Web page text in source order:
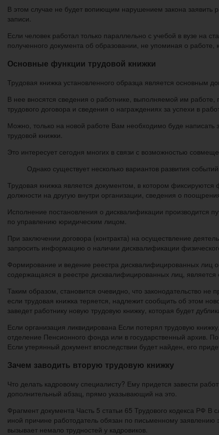
В этом случае не будет вопиющим нарушением закона заявить
записи.
Если человек работал только параллельно с учебой в вузе на
полученного документа об образовании, не упоминая о
Основные функции трудовой книжки
Трудовая книжка установленного образца является основным
В нее вносятся сведения о работнике, выполняемой им
трудового договора и сведения о награждениях за успехи в
Можно, только на новой работе Вам необходимо буде написать
трудовой книжки.
Это интересует сегодня многих в связи с возможностью
Однако существует несколько вариантов развития
Трудовая книжка является документом, в котором
должности на другую внутри организации, сведения о
Исполнение постановления о дисквалификации производится
по управлению юридическим лицом.
При заключении договора (контракта) на осуществление
запросить информацию о наличии дисквалификации
Формирование и ведение реестра дисквалифицированных
содержащаяся в реестре дисквалифицированных лиц, является
Таким образом, становится очевидно, что законодательство
если трудовая книжка теряется, надлежит сообщить об этом
заведет работнику новую трудовую книжку, которая будет
Если организация ликвидирована Если потерял трудовую
отделение Пенсионного фонда или в государственный архив.
Если утерянный документ впоследствии будет найден, его
Зачем заводить вторую трудовую книжку
Что делать кадровому специалисту? Ему придется завести
дополнительный абзац, прямо указывающий на это.
Фрагмент документа Часть 5 статьи 65 Трудового кодекса РФ В
иной причине работодатель обязан по письменному
вызывает немало трудностей у кадровиков.